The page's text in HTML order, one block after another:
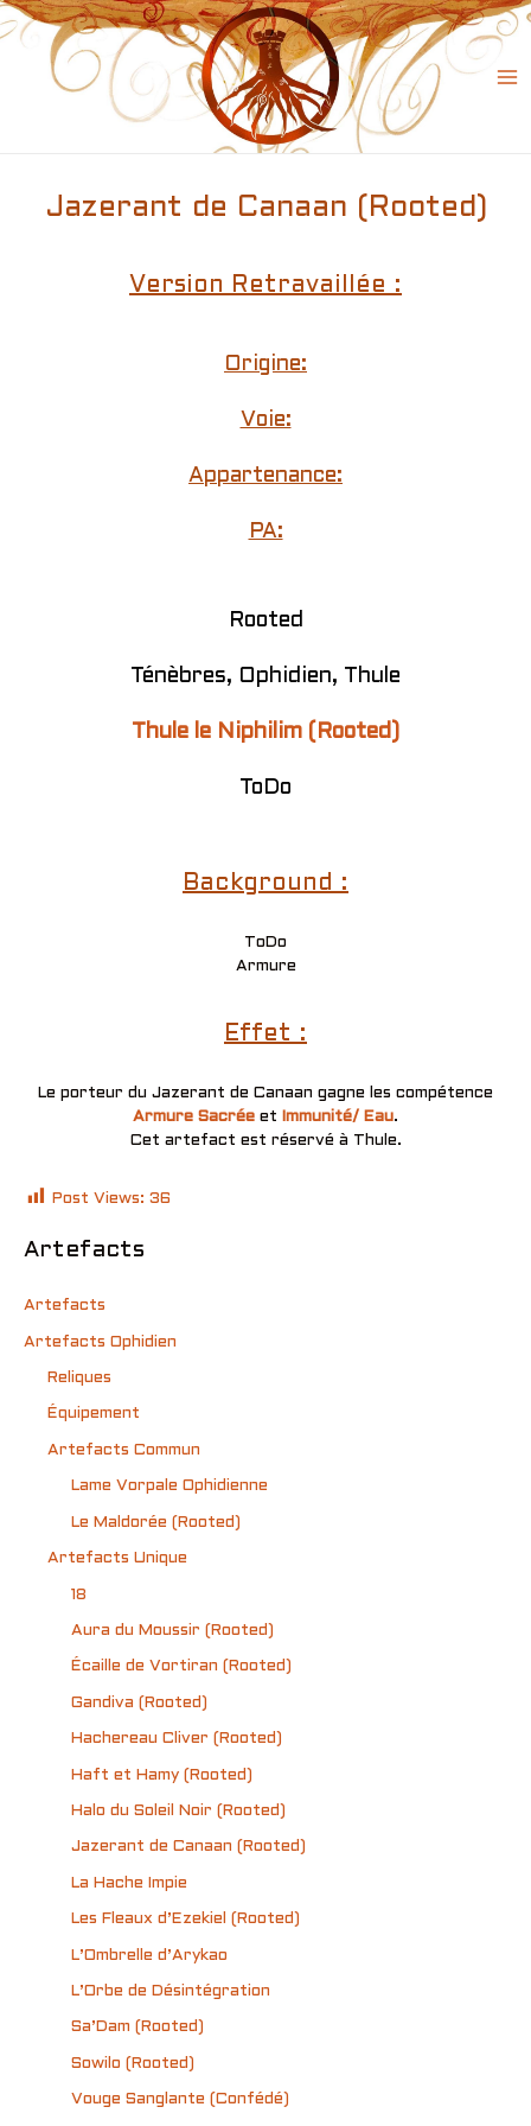
Skip
to
content
Jazerant de Canaan (Rooted)
Version Retravaillée :
Origine:
Voie:
Appartenance:
PA:
Rooted
Ténèbres, Ophidien, Thule
Thule le Niphilim (Rooted)
ToDo
Background :
ToDo
Armure
Effet :
Le porteur du Jazerant de Canaan gagne les compétence
Armure Sacrée et Immunité/ Eau.
Cet artefact est réservé à Thule.
Post Views: 36
Artefacts
Artefacts
Artefacts Ophidien
Reliques
Équipement
Artefacts Commun
Lame Vorpale Ophidienne
Le Maldorée (Rooted)
Artefacts Unique
18
Aura du Moussir (Rooted)
Écaille de Vortiran (Rooted)
Gandiva (Rooted)
Hachereau Cliver (Rooted)
Haft et Hamy (Rooted)
Halo du Soleil Noir (Rooted)
Jazerant de Canaan (Rooted)
La Hache Impie
Les Fleaux d’Ezekiel (Rooted)
L’Ombrelle d’Arykao
L’Orbe de Désintégration
Sa’Dam (Rooted)
Sowilo (Rooted)
Vouge Sanglante (Confédé)